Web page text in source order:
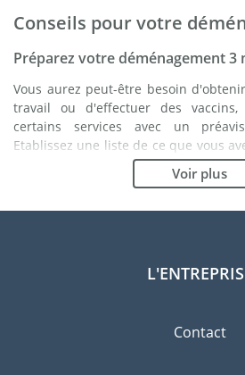
Conseils pour votre
Préparez votre déménagement 3
Vous aurez peut-être besoin
travail ou d'effectuer des
certains services avec un
Etablissez une liste de ce que vous
organisé, vous vous assurez du
Choisissez le bon déménageur
indépendants tels que la FIDI vous
variété des emballages
Voir plus
Contact